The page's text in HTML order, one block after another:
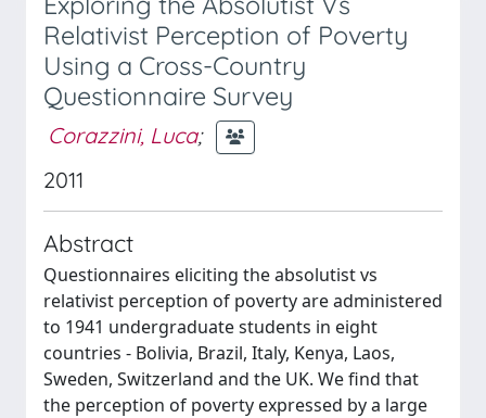
Relativist Perception of Poverty
Using a Cross-Country
Questionnaire Survey
Corazzini, Luca;
2011
Abstract
Questionnaires eliciting the absolutist vs
relativist perception of poverty are administered
to 1941 undergraduate students in eight
countries - Bolivia, Brazil, Italy, Kenya, Laos,
Sweden, Switzerland and the UK. We find that
the perception of poverty expressed by a large